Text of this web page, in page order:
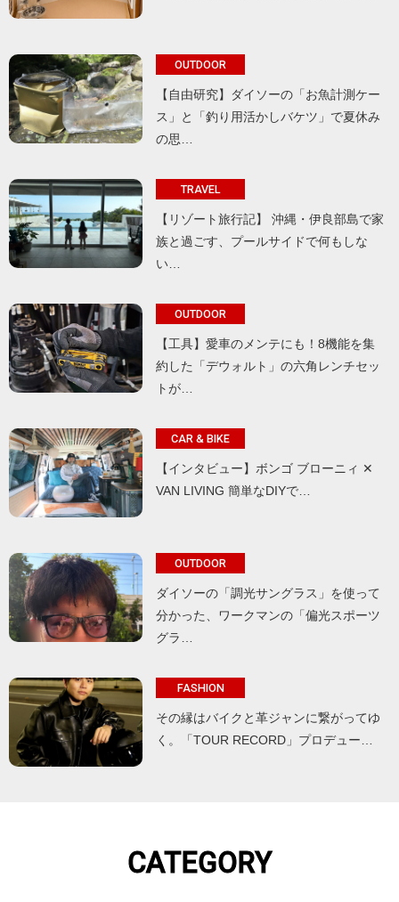
OUTDOOR
【自由研究】ダイソーの「お魚計測ケー
ス」と「釣り用活かしバケツ」で夏休み
の思…
TRAVEL
【リゾート旅行記】 沖縄・伊良部島で家
族と過ごす、プールサイドで何もしな
い…
OUTDOOR
【工具】愛車のメンテにも！8機能を集
約した「デウォルト」の六角レンチセッ
トが…
CAR & BIKE
【インタビュー】ボンゴ ブローニィ ✕
VAN LIVING 簡単なDIYで…
OUTDOOR
ダイソーの「調光サングラス」を使って
分かった、ワークマンの「偏光スポーツ
グラ…
FASHION
その縁はバイクと革ジャンに繋がってゆ
く。「TOUR RECORD」プロデュー…
CATEGORY